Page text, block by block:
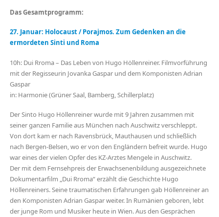
Das Gesamtprogramm:
27. Januar: Holocaust / Porajmos. Zum Gedenken an die
ermordeten Sinti und Roma
10h: Dui Rroma – Das Leben von Hugo Höllenreiner. Filmvorführung
mit der Regisseurin Jovanka Gaspar und dem Komponisten Adrian
Gaspar
in: Harmonie (Grüner Saal, Bamberg, Schillerplatz)
Der Sinto Hugo Höllenreiner wurde mit 9 Jahren zusammen mit
seiner ganzen Familie aus München nach Auschwitz verschleppt.
Von dort kam er nach Ravensbrück, Mauthausen und schließlich
nach Bergen-Belsen, wo er von den Engländern befreit wurde. Hugo
war eines der vielen Opfer des KZ-Arztes Mengele in Auschwitz.
Der mit dem Fernsehpreis der Erwachsenenbildung ausgezeichnete
Dokumentarfilm „Dui Rroma“ erzählt die Geschichte Hugo
Höllenreiners. Seine traumatischen Erfahrungen gab Höllenreiner an
den Komponisten Adrian Gaspar weiter. In Rumänien geboren, lebt
der junge Rom und Musiker heute in Wien. Aus den Gesprächen